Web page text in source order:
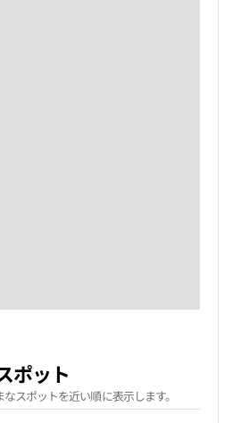
ポット
スポットを近い順に表示します。